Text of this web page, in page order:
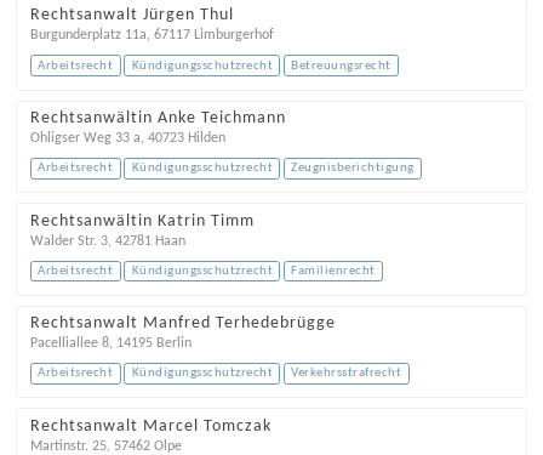
Rechtsanwalt Jürgen Thul
Burgunderplatz 11a, 67117 Limburgerhof
Arbeitsrecht Kündigungsschutzrecht Betreuungsrecht
Rechtsanwältin Anke Teichmann
Ohligser Weg 33 a, 40723 Hilden
Arbeitsrecht Kündigungsschutzrecht Zeugnisberichtigung
Rechtsanwältin Katrin Timm
Walder Str. 3, 42781 Haan
Arbeitsrecht Kündigungsschutzrecht Familienrecht
Rechtsanwalt Manfred Terhedebrügge
Pacelliallee 8, 14195 Berlin
Arbeitsrecht Kündigungsschutzrecht Verkehrsstrafrecht
Rechtsanwalt Marcel Tomczak
Martinstr. 25, 57462 Olpe